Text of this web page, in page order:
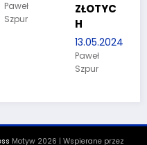
ZŁOTYC
H
Motyw 2026 | Wspierane przez